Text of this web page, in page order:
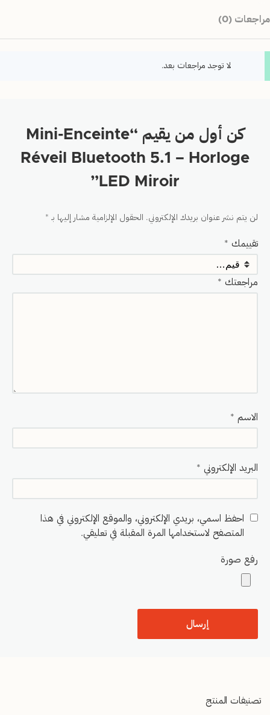
مراجعات (0)
لا توجد مراجعات بعد.
كن أول من يقيم “Mini-Enceinte
Réveil Bluetooth 5.1 – Horloge
LED Miroir”
لن يتم نشر عنوان بريدك الإلكتروني. الحقول الإلزامية مشار إليها بـ *
تقييمك *
مراجعتك *
الاسم *
البريد الإلكتروني *
احفظ اسمي، بريدي الإلكتروني، والموقع الإلكتروني في هذا
المتصفح لاستخدامها المرة المقبلة في تعليقي.
رفع صورة
تصنيفات المنتج